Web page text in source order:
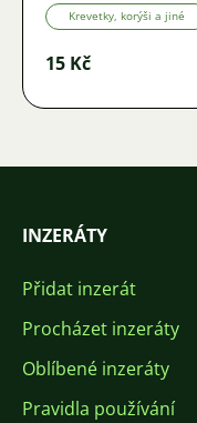
Krevetky, korýši a jiné
15 Kč
INZERÁTY
Přidat inzerát
Procházet inzeráty
Oblíbené inzeráty
Pravidla používání